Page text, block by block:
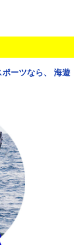
ーツなら、
海遊